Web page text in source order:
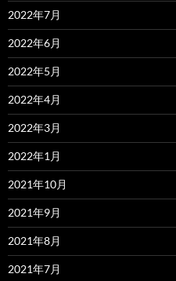
2022年7月
2022年6月
2022年5月
2022年4月
2022年3月
2022年1月
2021年10月
2021年9月
2021年8月
2021年7月